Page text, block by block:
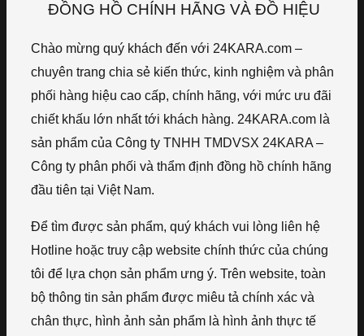
ĐỒNG HỒ CHÍNH HÃNG VÀ ĐỒ HIỆU
Chào mừng quý khách đến với 24KARA.com –
chuyên trang chia sẻ kiến thức, kinh nghiệm và phân
phối hàng hiệu cao cấp, chính hãng, với mức ưu đãi
chiết khấu lớn nhất tới khách hàng. 24KARA.com là
sản phẩm của Công ty TNHH TMDVSX 24KARA –
Công ty phân phối và thẩm định đồng hồ chính hãng
đầu tiên tại Việt Nam.
Để tìm được sản phẩm, quý khách vui lòng liên hệ
Hotline hoặc truy cập website chính thức của chúng
tôi để lựa chọn sản phẩm ưng ý. Trên website, toàn
bộ thông tin sản phẩm được miêu tả chính xác và
chân thực, hình ảnh sản phẩm là hình ảnh thực tế